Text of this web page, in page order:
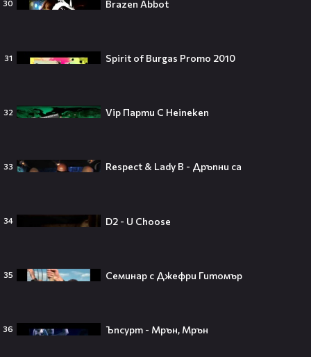
30 Brazen Abbot
31 Spirit of Burgas Promo 2010
32 Vip Парти С Heineken
33 Respect & Lady B - Дръпни са
34 D2 - U Choose
35 Семинар с Джефри Гитомър
36 Ъпсурт - Мрън, Мрън
„Ще се омъжиш ли за мен?“: Фен
Кралят на YouTube – младоженец:
четворка? Майлс Телър